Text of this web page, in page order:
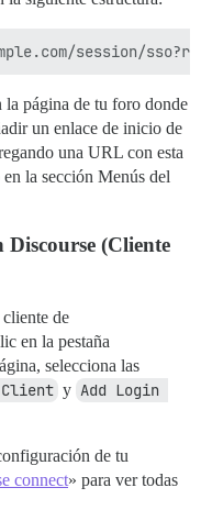
la página de tu foro donde
un enlace de inicio de
una URL con esta
la sección Menús del
Discourse (Cliente
de
en la pestaña
selecciona las
Client y Add Login
de tu
connect» para ver todas